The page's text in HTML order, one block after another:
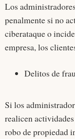
Los
penalmente si no
ciberataque o
empresa, los
Delitos de
Si los
realicen
robo de propiedad